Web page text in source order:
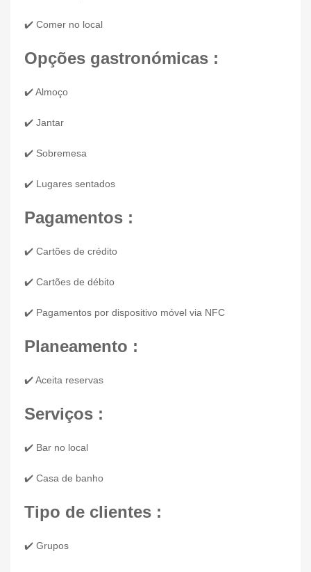
✔️ Comer no local
Opções gastronómicas :
✔️ Almoço
✔️ Jantar
✔️ Sobremesa
✔️ Lugares sentados
Pagamentos :
✔️ Cartões de crédito
✔️ Cartões de débito
✔️ Pagamentos por dispositivo móvel via NFC
Planeamento :
✔️ Aceita reservas
Serviços :
✔️ Bar no local
✔️ Casa de banho
Tipo de clientes :
✔️ Grupos